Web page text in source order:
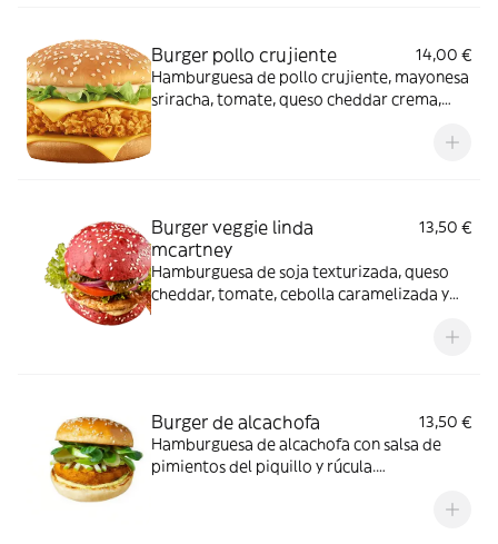
Burger pollo crujiente
14,00 €
Hamburguesa de pollo crujiente, mayonesa
sriracha, tomate, queso cheddar crema,
Burger veggie linda
mcartney
13,50 €
Hamburguesa de soja texturizada, queso
cheddar, tomate, cebolla caramelizada y
Burger de alcachofa
13,50 €
Hamburguesa de alcachofa con salsa de
pimientos del piquillo y rúcula.